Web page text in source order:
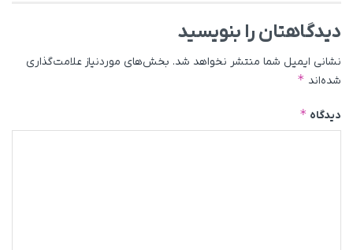
دیدگاهتان را بنویسید
نشانی ایمیل شما منتشر نخواهد شد. بخش‌های موردنیاز علامت‌گذاری
شده‌اند *
دیدگاه *